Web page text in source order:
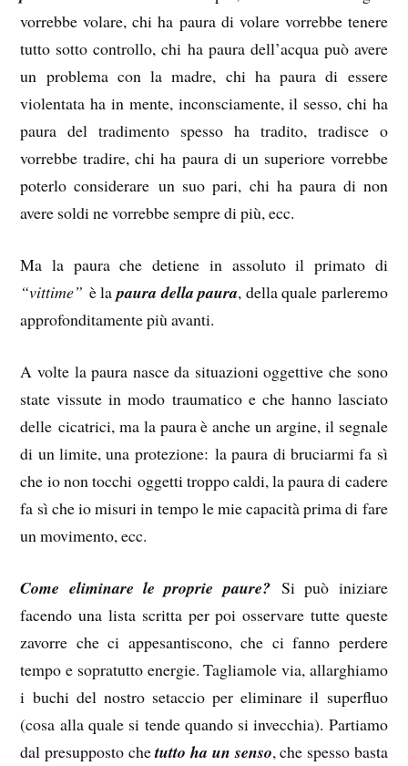
vorrebbe volare, chi ha paura di volare vorrebbe tenere
tutto sotto controllo, chi ha paura dell’acqua può avere
un problema con la madre, chi ha paura di essere
violentata ha in mente, inconsciamente, il sesso, chi ha
paura del tradimento spesso ha tradito, tradisce o
vorrebbe tradire, chi ha paura di un superiore vorrebbe
poterlo considerare un suo pari, chi ha paura di non
avere soldi ne vorrebbe sempre di più, ecc.
Ma la paura che detiene in assoluto il primato di
“vittime” è lapaura della paura, della quale parleremo
approfonditamente più avanti.
A volte la paura nasce da situazioni oggettive che sono
state vissute in modo traumatico e che hanno lasciato
delle cicatrici, ma la paura è anche un argine, il segnale
di un limite, una protezione: la paura di bruciarmi fa sì
che io non tocchi oggetti troppo caldi, la paura di cadere
fa sì che io misuri in tempo le mie capacità prima di fare
un movimento, ecc.
Come eliminare le proprie paure?Si può iniziare
facendo una lista scritta per poi osservare tutte queste
zavorre che ci appesantiscono, che ci fanno perdere
tempo e sopratutto energie. Tagliamole via, allarghiamo
i buchi del nostro setaccio per eliminare il superfluo
(cosa alla quale si tende quando si invecchia). Partiamo
dal presupposto chetutto ha un senso, che spesso basta